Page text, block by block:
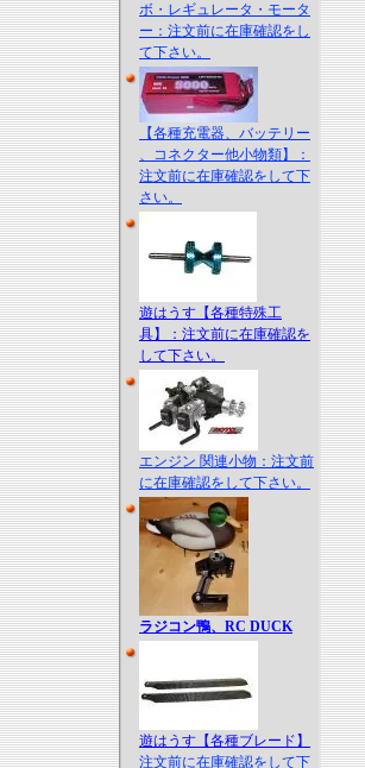
ボ・レギュレータ・モータ
ー：注文前に在庫確認をし
て下さい。
【各種充電器、バッテリー
、コネクター他小物類】：
注文前に在庫確認をして下
さい。
遊はうす【各種特殊工
具】：注文前に在庫確認を
して下さい。
エンジン 関連小物：注文前
に在庫確認をして下さい。
ラジコン鴨、RC DUCK
遊はうす【各種ブレード】
注文前に在庫確認をして下